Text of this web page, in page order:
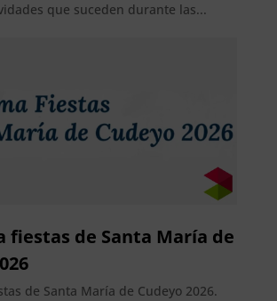
que suceden durante las...
fiestas de Santa María de
de Santa María de Cudeyo 2026.